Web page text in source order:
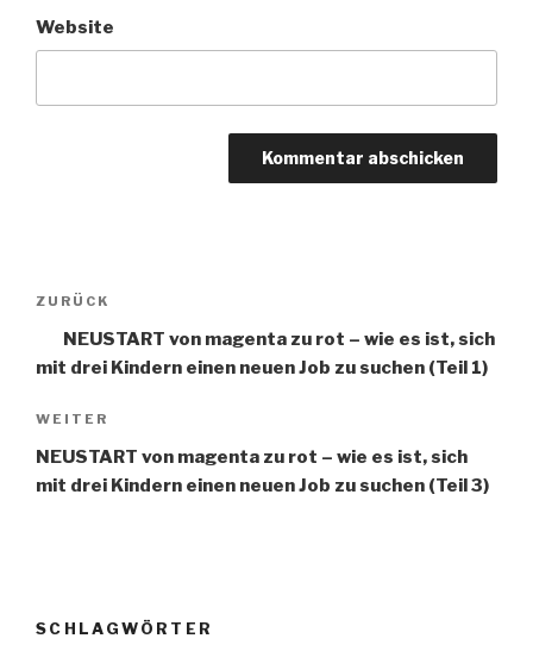
Website
Beitragsnavigation
Vorheriger
Beitrag
ZURÜCK
NEUSTART von magenta zu rot – wie es ist, sich
mit drei Kindern einen neuen Job zu suchen (Teil 1)
Nächster
Beitrag
WEITER
NEUSTART von magenta zu rot – wie es ist, sich
mit drei Kindern einen neuen Job zu suchen (Teil 3)
SCHLAGWÖRTER